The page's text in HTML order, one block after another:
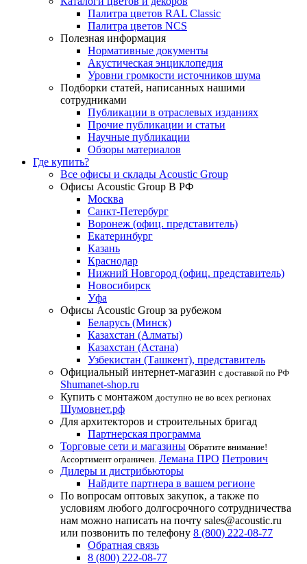
Палитра цветов RAL Сlassic
Палитра цветов NCS
Полезная информация
Нормативные документы
Акустическая энциклопедия
Уровни громкости источников шума
Подборки статей, написанных нашими
сотрудниками
Публикации в отраслевых изданиях
Прочие публикации и статьи
Научные публикации
Обзоры материалов
Где купить?
Все офисы и склады Acoustic Group
Офисы Acoustic Group В РФ
Москва
Санкт-Петербург
Воронеж (офиц. представитель)
Екатеринбург
Казань
Краснодар
Нижний Новгород (офиц. представитель)
Новосибирск
Уфа
Офисы Acoustic Group за рубежом
Беларусь (Минск)
Казахстан (Алматы)
Казахстан (Астана)
Узбекистан (Ташкент), представитель
Официальный интернет-магазин с доставкой по РФ
Shumanet-shop.ru
Купить с монтажом доступно не во всех регионах
Шумовнет.рф
Для архитекторов и строительных бригад
Партнерская программа
Торговые сети и магазины Обратите внимание!
Ассортимент ограничен. Лемана ПРО Петрович
Дилеры и дистрибьюторы
Найдите партнера в вашем регионе
По вопросам оптовых закупок, а также по
условиям любого долгосрочного сотрудничества
нам можно написать на почту sales@acoustic.ru
или позвонить по телефону 8 (800) 222-08-77
Обратная связь
8 (800) 222-08-77